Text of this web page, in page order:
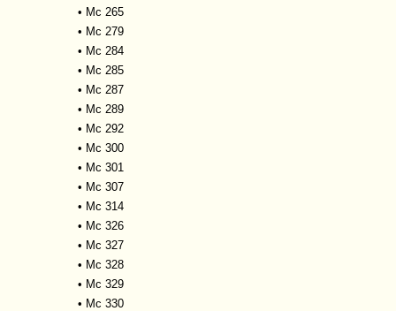
• Mc 265
• Mc 279
• Mc 284
• Mc 285
• Mc 287
• Mc 289
• Mc 292
• Mc 300
• Mc 301
• Mc 307
• Mc 314
• Mc 326
• Mc 327
• Mc 328
• Mc 329
• Mc 330